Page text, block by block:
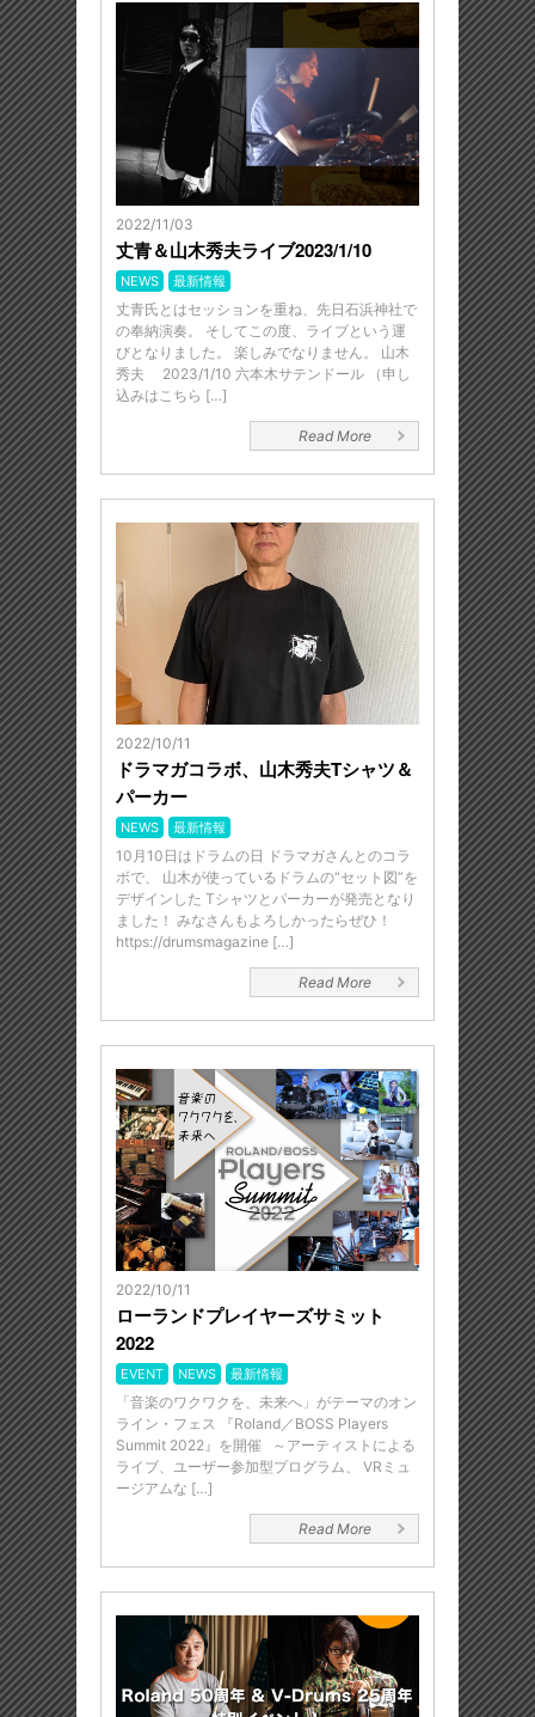
2022/11/03
丈青＆山木秀夫ライブ2023/1/10
NEWS 最新情報
丈青氏とはセッションを重ね、先日石浜神社で
の奉納演奏。 そしてこの度、ライブという運
びとなりました。 楽しみでなりません。 山木
秀夫 2023/1/10 六本木サテンドール （申し
込みはこちら […]
Read More
2022/10/11
ドラマガコラボ、山木秀夫Tシャツ＆
パーカー
NEWS 最新情報
10月10日はドラムの日 ドラマガさんとのコラ
ボで、 山木が使っているドラムの“セット図”を
デザインした Tシャツとパーカーが発売となり
ました！ みなさんもよろしかったらぜひ！
https://drumsmagazine […]
Read More
2022/10/11
ローランドプレイヤーズサミット
2022
EVENT NEWS 最新情報
「音楽のワクワクを、未来へ」がテーマのオン
ライン・フェス 『Roland／BOSS Players
Summit 2022』を開催 ～アーティストによる
ライブ、ユーザー参加型プログラム、 VRミュ
ージアムな […]
Read More